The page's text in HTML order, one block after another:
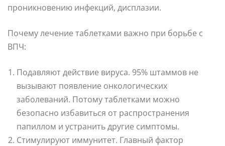
проникновению инфекций, дисплазии.
Почему лечение таблетками важно при борьбе с
ВПЧ:
Подавляют действие вируса. 95% штаммов не
вызывают появление онкологических
заболеваний. Потому таблетками можно
безопасно избавиться от распространения
папиллом и устранить другие симптомы.
Стимулируют иммунитет. Главный фактор